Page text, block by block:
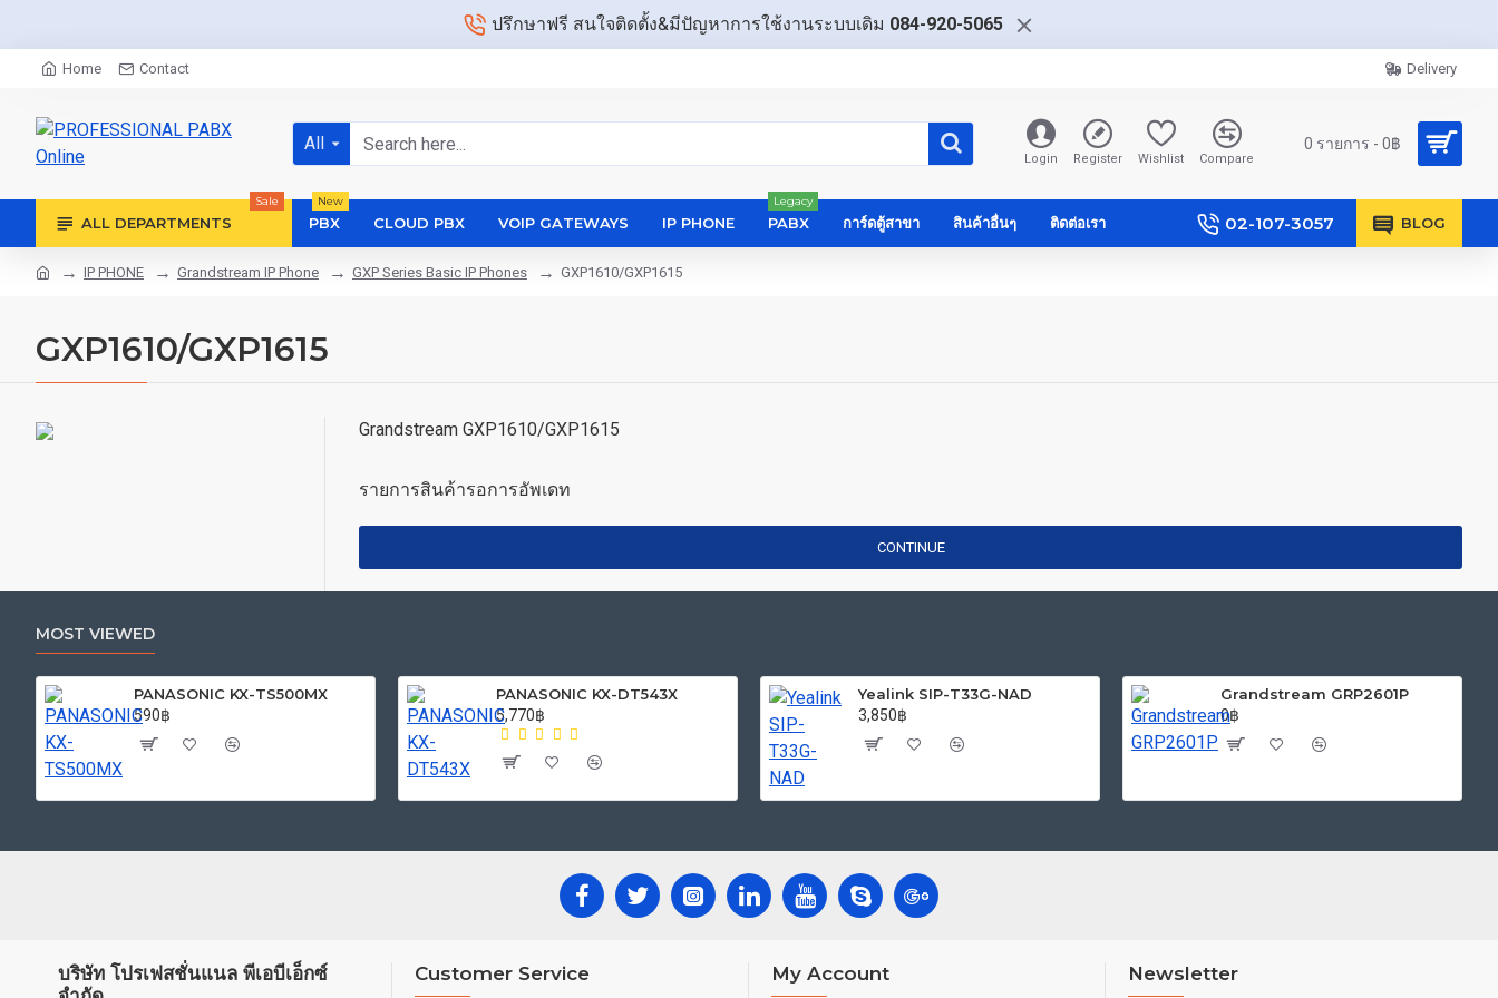
ปรึกษาฟรี สนใจติดตั้ง&มีปัญหาการใช้งานระบบเดิม 084-920-5065
Home Contact Delivery
All
Login Register Wishlist Compare
0 รายการ - 0฿
ALL DEPARTMENTS
Sale
PBX
New
CLOUD PBX VOIP GATEWAYS IP PHONE PABX
Legacy
การ์ดตู้สาขา สินค้าอื่นๆ ติดต่อเรา 02-107-3057 BLOG
IP PHONE Grandstream IP Phone GXP Series Basic IP Phones GXP1610/GXP1615
GXP1610/GXP1615
Grandstream GXP1610/GXP1615
รายการสินค้ารอการอัพเดท
CONTINUE
MOST VIEWED
PANASONIC KX-TS500MX
590฿
PANASONIC KX-DT543X
5,770฿
Yealink SIP-T33G-NAD
3,850฿
Grandstream GRP2601P
0฿
บริษัท โปรเฟสชั่นแนล พีเอบีเอ็กซ์
Customer Service My Account Newsletter